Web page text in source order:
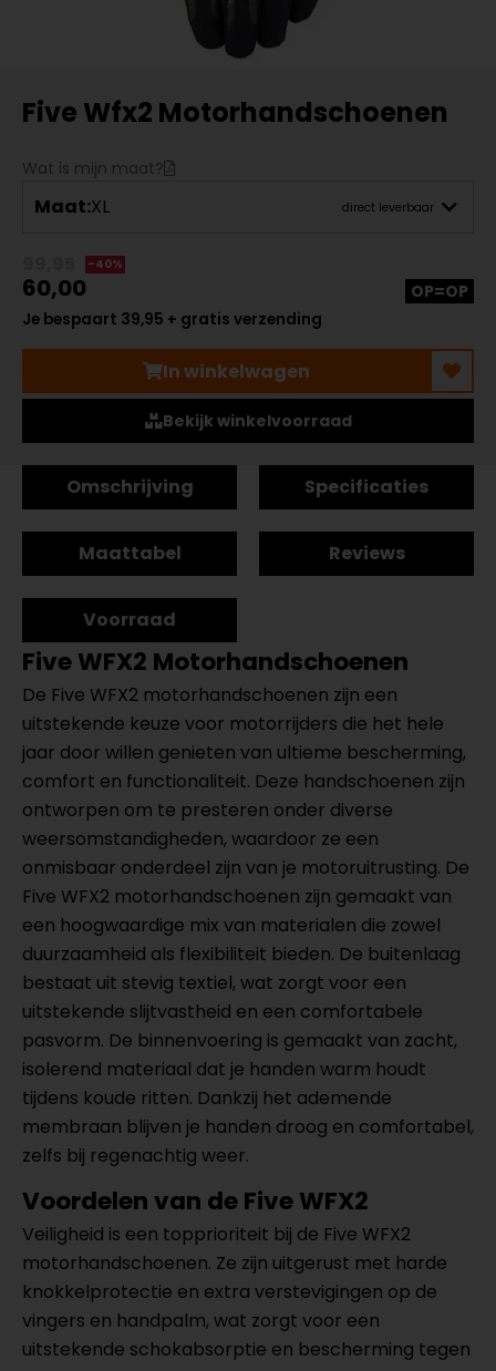
Five Wfx2 Motorhandschoenen
Wat is mijn maat?
Maat:XL direct leverbaar
-40%
60,00
Je bespaart 39,95 + gratis verzending
OP=OP
In winkelwagen
Bekijk winkelvoorraad
Omschrijving Specificaties
Maattabel Reviews
Voorraad
Five WFX2 Motorhandschoenen
De Five WFX2 motorhandschoenen zijn een
uitstekende keuze voor motorrijders die het hele
jaar door willen genieten van ultieme bescherming,
comfort en functionaliteit. Deze handschoenen zijn
ontworpen om te presteren onder diverse
weersomstandigheden, waardoor ze een
onmisbaar onderdeel zijn van je motoruitrusting. De
Five WFX2 motorhandschoenen zijn gemaakt van
een hoogwaardige mix van materialen die zowel
duurzaamheid als flexibiliteit bieden. De buitenlaag
bestaat uit stevig textiel, wat zorgt voor een
uitstekende slijtvastheid en een comfortabele
pasvorm. De binnenvoering is gemaakt van zacht,
isolerend materiaal dat je handen warm houdt
tijdens koude ritten. Dankzij het ademende
membraan blijven je handen droog en comfortabel,
zelfs bij regenachtig weer.
Voordelen van de Five WFX2
Veiligheid is een topprioriteit bij de Five WFX2
motorhandschoenen. Ze zijn uitgerust met harde
knokkelprotectie en extra verstevigingen op de
vingers en handpalm, wat zorgt voor een
uitstekende schokabsorptie en bescherming tegen